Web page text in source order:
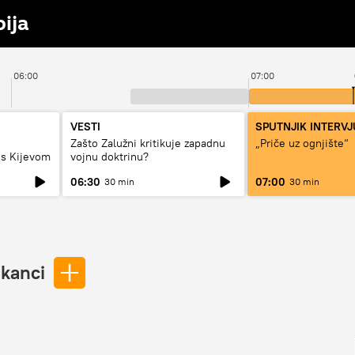
06:00 07:00
Kijevom
VESTI
Zašto Zalužni kritikuje zapadnu
vojnu doktrinu?
06:30 30 min
SPUTNJIK
„Priče uz ognjište“
07:00 30 min